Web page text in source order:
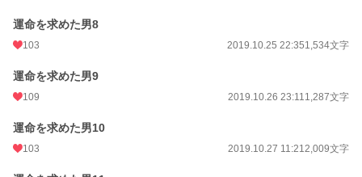
運命を求めた男8
103 2019.10.25 22:351,534文字
運命を求めた男9
109 2019.10.26 23:11 1,287文字
運命を求めた男10
103 2019.10.27 11:21 2,009文字